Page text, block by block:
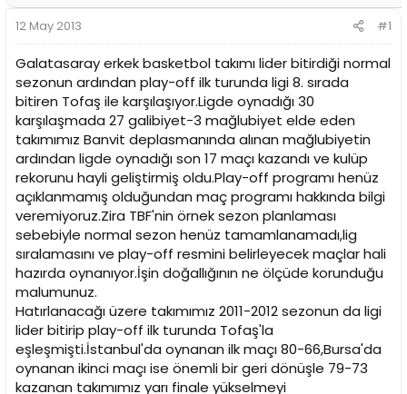
a
ş
l
a
t
a
n
ı
t
a
r
i
h
i
12 May 2013 #1
Galatasaray erkek basketbol takımı lider bitirdiği normal
sezonun ardından play-off ilk turunda ligi 8. sırada
bitiren Tofaş ile karşılaşıyor.Ligde oynadığı 30
karşılaşmada 27 galibiyet-3 mağlubiyet elde eden
takımımız Banvit deplasmanında alınan mağlubiyetin
ardından ligde oynadığı son 17 maçı kazandı ve kulüp
rekorunu hayli geliştirmiş oldu.Play-off programı henüz
açıklanmamış olduğundan maç programı hakkında bilgi
veremiyoruz.Zira TBF'nin örnek sezon planlaması
sebebiyle normal sezon henüz tamamlanamadı,lig
sıralamasını ve play-off resmini belirleyecek maçlar hali
hazırda oynanıyor.İşin doğallığının ne ölçüde korunduğu
malumunuz.
Hatırlanacağı üzere takımımız 2011-2012 sezonun da ligi
lider bitirip play-off ilk turunda Tofaş'la
eşleşmişti.İstanbul'da oynanan ilk maçı 80-66,Bursa'da
oynanan ikinci maçı ise önemli bir geri dönüşle 79-73
kazanan takımımız yarı finale yükselmeyi